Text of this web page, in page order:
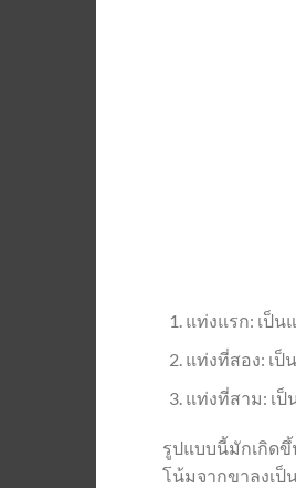
แท่งแรก: เป็น
แท่งที่สอง: เ
แท่งที่สาม: เ
รูปแบบนี้มักเกิด
โน้มจากขาลงเป็